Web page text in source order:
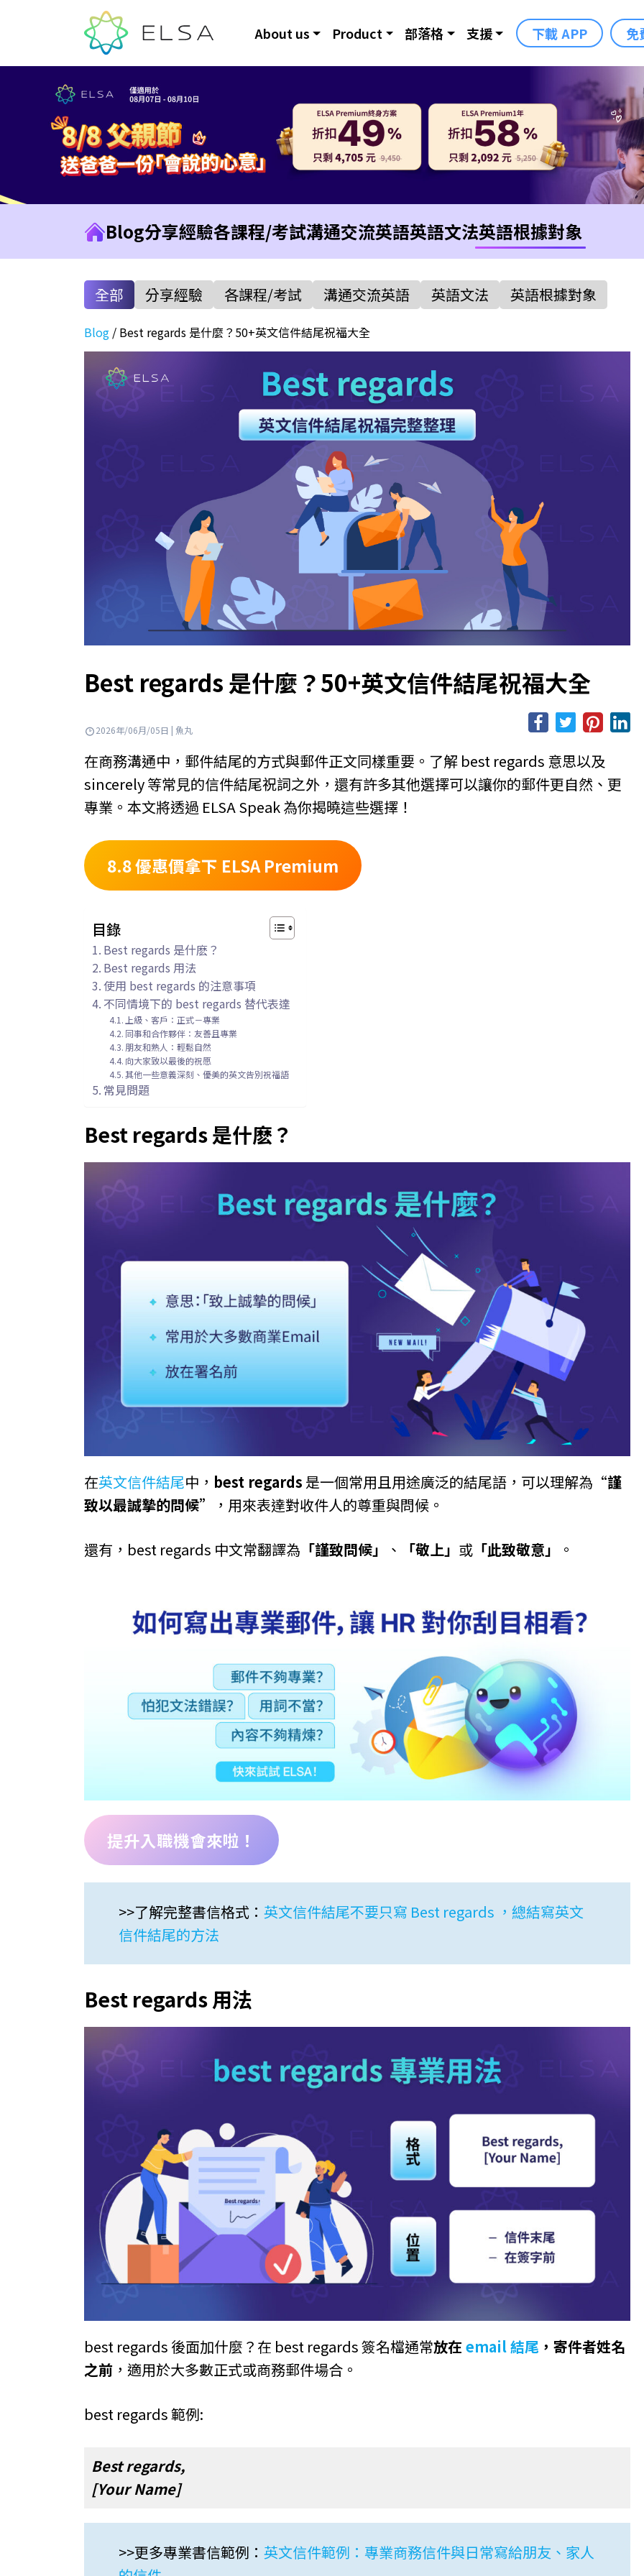
About us Product 部落格 支援 下載 APP 免
Blog分享經驗各課程/考試溝通交流英語英語文法英語根據對象
全部 分享經驗 各課程/考試 溝通交流英語 英語文法 英語根據對象
Blog / Best regards 是什麼？50+英文信件結尾祝福大全
Best regards 是什麼？50+英文信件結尾祝福大全
2026年/06月/05日 | 魚丸
在商務溝通中，郵件結尾的方式與郵件正文同樣重要。了解 best regards 意思以及
sincerely 等常見的信件結尾祝詞之外，還有許多其他選擇可以讓你的郵件更自然、更
專業。本文將透過 ELSA Speak 為你揭曉這些選擇！
8.8 優惠價拿下 ELSA Premium
目錄
Best regards 是什麽？
Best regards 用法
使用 best regards 的注意事項
不同情境下的 best regards 替代表達
上級、客戶：正式－專業
同事和合作夥伴：友善且專業
朋友和熟人：輕鬆自然
向大家致以最後的祝愿
其他一些意義深刻、優美的英文告別祝福語
常見問題
Best regards 是什麽？
在英文信件結尾中， best regards 是一個常用且用途廣泛的結尾語，可以理解為“謹
致以最誠摯的問候”
，用來表達對收件人的尊重與問候。
還有，best regards 中文常翻譯為 「謹致問候」 、 「敬上」 或 「此致敬意」 。
提升入職機會來啦！
>>了解完整書信格式： 英文信件結尾不要只寫 Best regards ，總結寫英文
信件結尾的方法
Best regards 用法
best regards 後面加什麼？在 best regards 簽名檔通常放在 email 結尾 ，寄件者姓名
之前 ，適用於大多數正式或商務郵件場合。
best regards 範例:
Best regards,
[Your Name]
>>更多專業書信範例： 英文信件範例：專業商務信件與日常寫給朋友、家人